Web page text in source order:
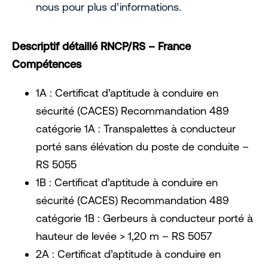
nous pour plus d’informations.
Descriptif détaillé RNCP/RS – France
Compétences
1A : Certificat d’aptitude à conduire en
sécurité (CACES) Recommandation 489
catégorie 1A : Transpalettes à conducteur
porté sans élévation du poste de conduite –
RS 5055
1B : Certificat d’aptitude à conduire en
sécurité (CACES) Recommandation 489
catégorie 1B : Gerbeurs à conducteur porté à
hauteur de levée > 1,20 m – RS 5057
2A : Certificat d’aptitude à conduire en